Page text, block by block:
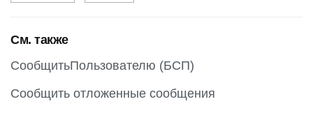
См. также
СообщитьПользователю (БСП)
Сообщить отложенные сообщения